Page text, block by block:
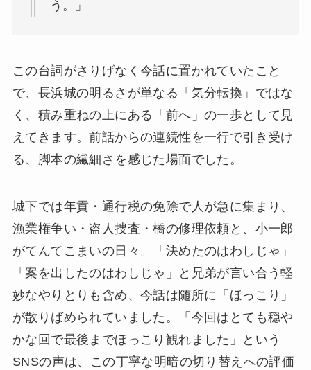
う。」
この台詞がさりげなく今話に置かれていたこと
で、長浜城の明るさが単なる「気分転換」ではな
く、積み重ねの上にある「前へ」の一歩として見
えてきます。前話からの連続性を一行で引き受け
る、脚本の繊細さを感じた場面でした。
城下では年貢・通行税の免除で人が急に集まり、
漁業権争い・盗人捜査・橋の修理依頼と、小一郎
がてんてこまいの日々。「決めたのはわしじゃ」
「案を出したのはわしじゃ」と兄弟が言い合う軽
妙なやりとりも含め、今話は随所に「ほっこり」
が散りばめられていました。「今回はとても穏や
かな回で最後までほっこり観れました」という
SNSの声は、この丁寧な明暗の切り替えへの評価